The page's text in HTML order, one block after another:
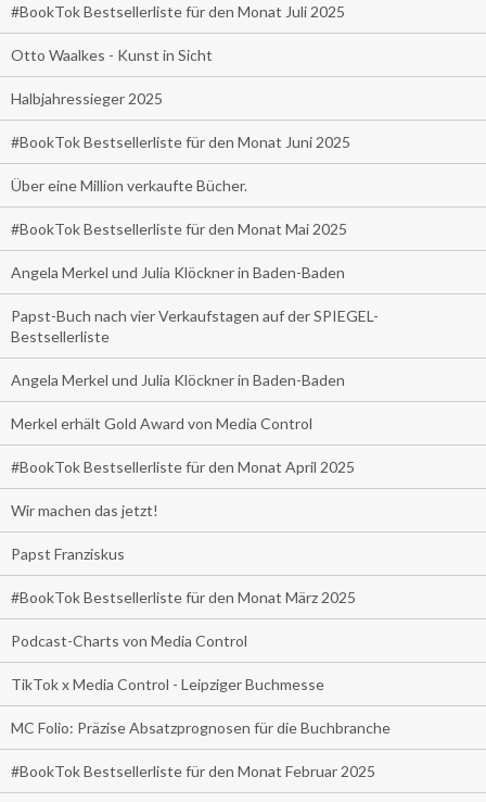
#BookTok Bestsellerliste für den Monat Juli 2025
Otto Waalkes - Kunst in Sicht
Halbjahressieger 2025
#BookTok Bestsellerliste für den Monat Juni 2025
Über eine Million verkaufte Bücher.
#BookTok Bestsellerliste für den Monat Mai 2025
Angela Merkel und Julia Klöckner in Baden-Baden
Papst-Buch nach vier Verkaufstagen auf der SPIEGEL-
Bestsellerliste
Angela Merkel und Julia Klöckner in Baden-Baden
Merkel erhält Gold Award von Media Control
#BookTok Bestsellerliste für den Monat April 2025
Wir machen das jetzt!
Papst Franziskus
#BookTok Bestsellerliste für den Monat März 2025
Podcast-Charts von Media Control
TikTok x Media Control - Leipziger Buchmesse
MC Folio: Präzise Absatzprognosen für die Buchbranche
#BookTok Bestsellerliste für den Monat Februar 2025